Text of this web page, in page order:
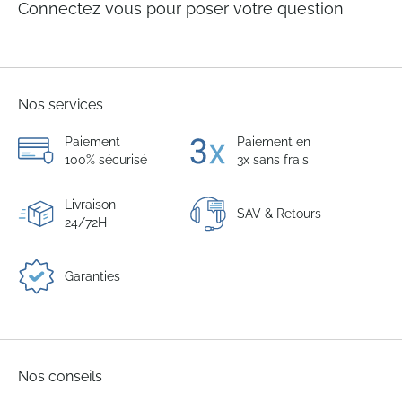
Connectez vous pour poser votre question
Nos services
Paiement
100% sécurisé
Paiement en
3x sans frais
Livraison
24/72H
SAV & Retours
Garanties
Nos conseils